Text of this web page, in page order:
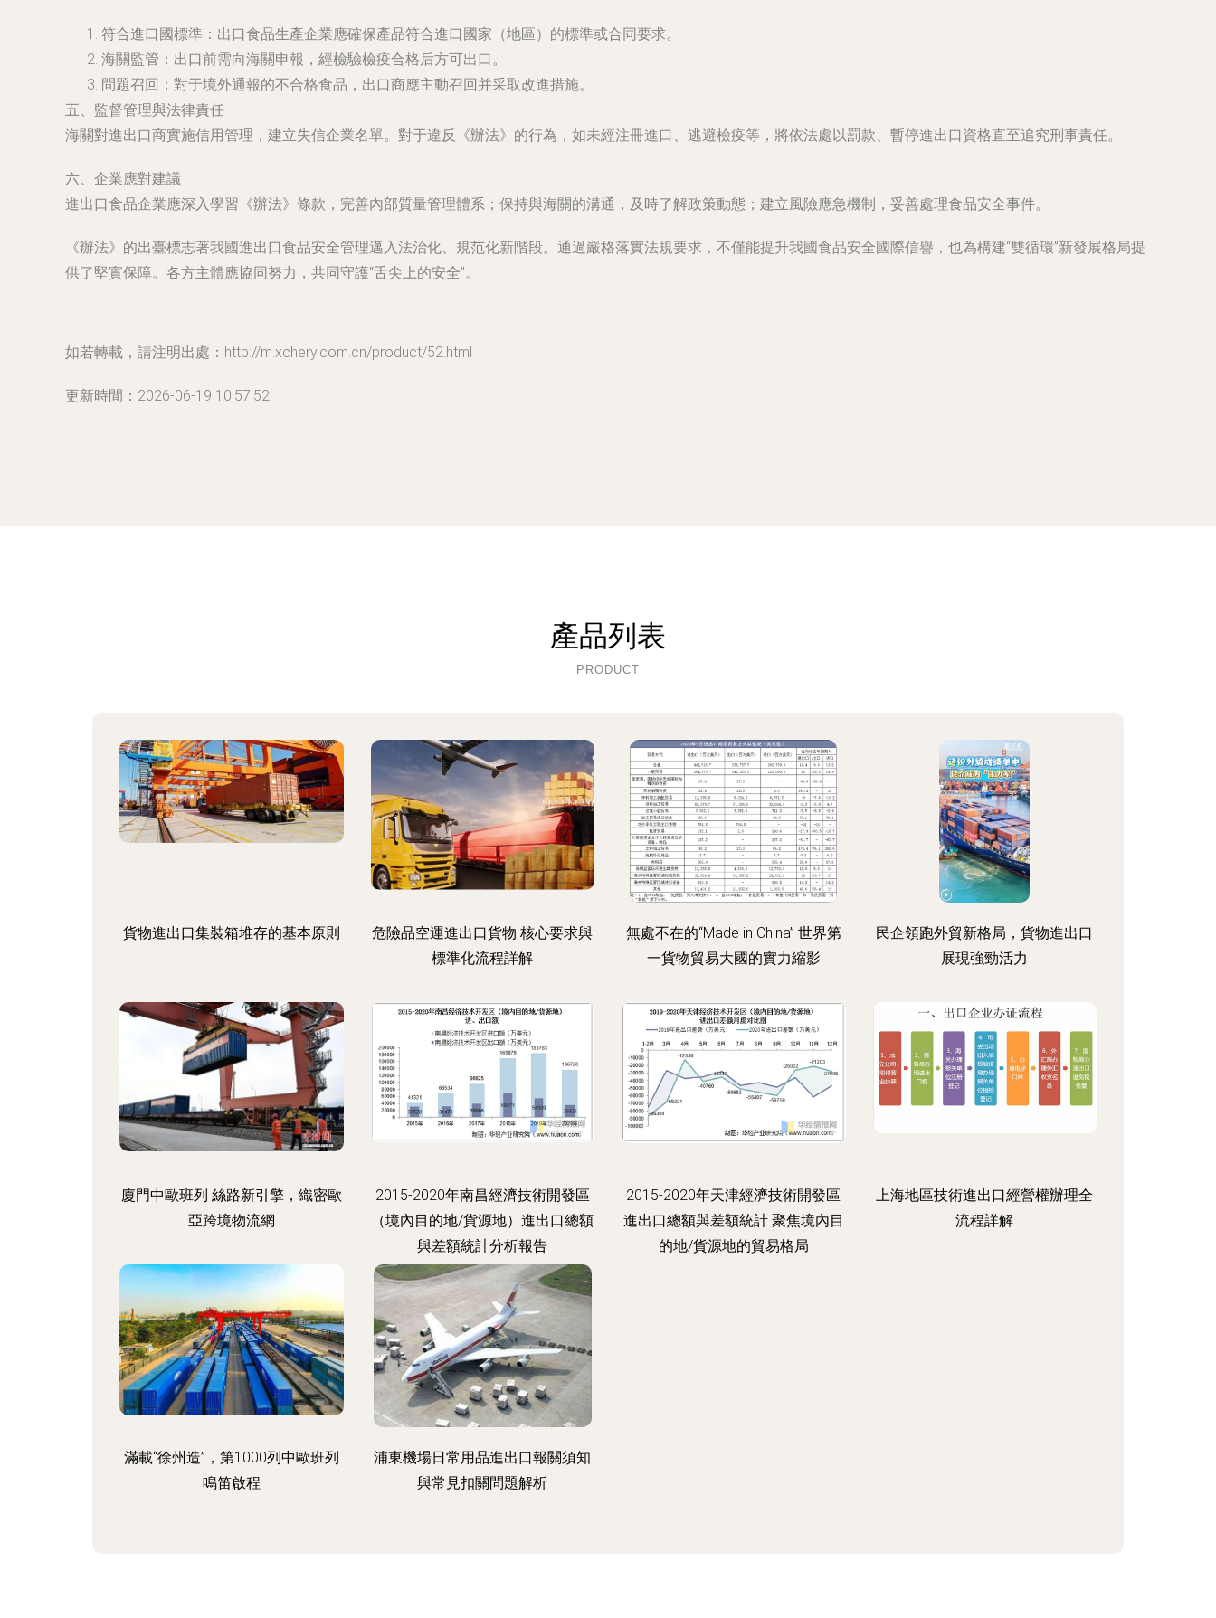
符合進口國標準：出口食品生產企業應確保產品符合進口國家（地區）的標準或合同要求。
海關監管：出口前需向海關申報，經檢驗檢疫合格后方可出口。
問題召回：對于境外通報的不合格食品，出口商應主動召回并采取改進措施。
五、監督管理與法律責任
海關對進出口商實施信用管理，建立失信企業名單。對于違反《辦法》的行為，如未經注冊進口、逃避檢疫等，將依法處以罰款、暫停進出口資格直至追究刑事責任。
六、企業應對建議
進出口食品企業應深入學習《辦法》條款，完善內部質量管理體系；保持與海關的溝通，及時了解政策動態；建立風險應急機制，妥善處理食品安全事件。
《辦法》的出臺標志著我國進出口食品安全管理邁入法治化、規范化新階段。通過嚴格落實法規要求，不僅能提升我國食品安全國際信譽，也為構建“雙循環”新發展格局提
供了堅實保障。各方主體應協同努力，共同守護“舌尖上的安全”。
如若轉載，請注明出處：http://m.xchery.com.cn/product/52.html
更新時間：2026-06-19 10:57:52
產品列表
PRODUCT
貨物進出口集裝箱堆存的基本原則
危險品空運進出口貨物 核心要求與
標準化流程詳解
無處不在的“Made in China” 世界第
一貨物貿易大國的實力縮影
民企領跑外貿新格局，貨物進出口
展現強勁活力
廈門中歐班列 絲路新引擎，織密歐
亞跨境物流網
2015-2020年南昌經濟技術開發區
（境內目的地/貨源地）進出口總額
與差額統計分析報告
2015-2020年天津經濟技術開發區
進出口總額與差額統計 聚焦境內目
的地/貨源地的貿易格局
上海地區技術進出口經營權辦理全
流程詳解
滿載“徐州造”，第1000列中歐班列
鳴笛啟程
浦東機場日常用品進出口報關須知
與常見扣關問題解析